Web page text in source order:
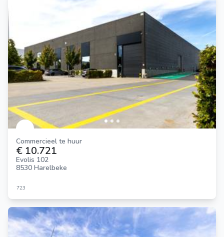
Commercieel te huur
€ 10.721
Evolis 102
8530 Harelbeke
723